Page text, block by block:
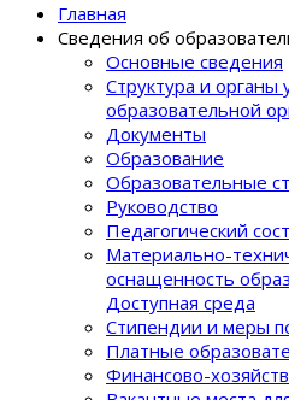
Главная
Сведения об
Основные сведения
Структура и органы
образовательной
Документы
Образование
Образовательные
Руководство
Педагогический
Материально-
оснащенность
Доступная среда
Стипендии и меры
Платные
Финансово-